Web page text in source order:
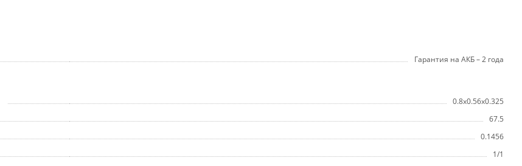
Гарантия на АКБ – 2 года
0.8x0.56x0.325
67.5
0.1456
1/1